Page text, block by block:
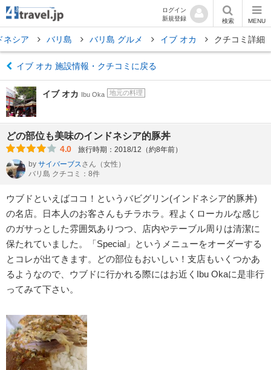
ログイン
新規登録
検索 MENU
ネシア バリ島 バリ島 グルメ イブ オカ クチコミ詳細
イブ オカ 施設情報・クチコミに戻る
イブ オカ Ibu Oka 地元の料理
どの部位も美味のインドネシア的豚丼
4.0
旅行時期：2018/12（約8年前）
by サイバーブスさん （女性）
バリ島 クチコミ：8件
ウブドといえばココ！というバビグリン(インドネシア的豚丼)
の名店。日本人のお客さんもチラホラ。程よくローカルな感じ
のガサっとした雰囲気ありつつ、店内やテーブル周りは清潔に
保たれていました。「Special」というメニューをオーダーする
とコレが出てきます。どの部位もおいしい！支店もいくつかあ
るようなので、ウブドに行かれる際にはお近くIbu Okaに是非行
ってみて下さい。